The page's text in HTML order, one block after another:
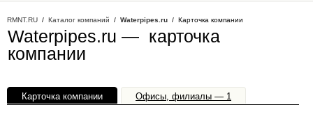
RMNT.RU / Каталог компаний / Waterpipes.ru / Карточка компании
Waterpipes.ru — карточка
компании
Карточка компании Офисы, филиалы — 1